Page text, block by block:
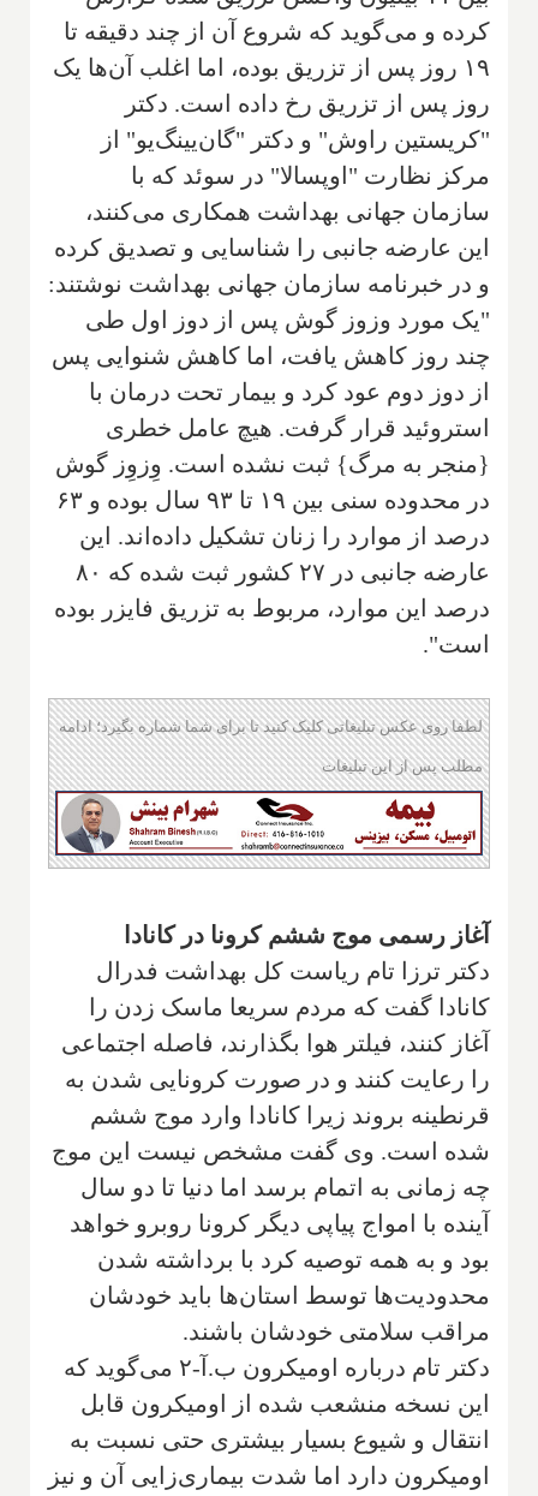
کرده و می‌گوید که شروع آن از چند دقیقه تا
۱۹ روز پس از تزریق بوده، اما اغلب آن‌ها یک
روز پس از تزریق رخ داده است. دکتر
"کریستین راوش" و دکتر "گان‌یینگ‌یو" از
مرکز نظارت "اوپسالا" در سوئد که با
سازمان جهانی بهداشت همکاری می‌کنند،
این عارضه جانبی را شناسایی و تصدیق کرده
و در خبرنامه سازمان جهانی بهداشت نوشتند:
"یک مورد وزوز گوش پس از دوز اول طی
چند روز کاهش یافت، اما کاهش شنوایی پس
از دوز دوم عود کرد و بیمار تحت درمان با
استروئید قرار گرفت. هیچ عامل خطری
{منجر به مرگ} ثبت نشده است. وِزوِز گوش
در محدوده سنی بین ۱۹ تا ۹۳ سال بوده و ۶۳
درصد از موارد را زنان تشکیل داده‌اند. این
عارضه جانبی در ۲۷ کشور ثبت شده که ۸۰
درصد این موارد، مربوط به تزریق فایزر بوده
است".
لطفا روی عکس تبلیغاتی کلیک کنید تا برای شما شماره بگیرد؛ ادامه
مطلب پس از این تبلیغات
آغاز رسمی موج ششم کرونا در کانادا
دکتر ترزا تام ریاست کل بهداشت فدرال
کانادا گفت که مردم سریعا ماسک زدن را
آغاز کنند، فیلتر هوا بگذارند، فاصله اجتماعی
را رعایت کنند و در صورت کرونایی شدن به
قرنطینه بروند زیرا کانادا وارد موج ششم
شده است. وی گفت مشخص نیست این موج
چه زمانی به اتمام برسد اما دنیا تا دو سال
آینده با امواج پیاپی دیگر کرونا روبرو خواهد
بود و به همه توصیه کرد با برداشته شدن
محدودیت‌ها توسط استان‌ها باید خودشان
مراقب سلامتی خودشان باشند.
دکتر تام درباره اومیکرون ب.آ-۲ می‌گوید که
این نسخه منشعب شده از اومیکرون قابل
انتقال و شیوع بسیار بیشتری حتی نسبت به
اومیکرون دارد اما شدت بیماری‌زایی آن و نیز